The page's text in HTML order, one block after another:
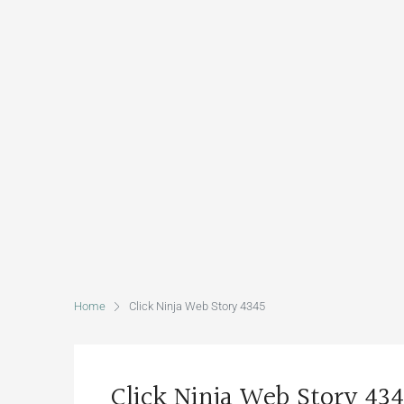
Home Click Ninja Web Story 4345